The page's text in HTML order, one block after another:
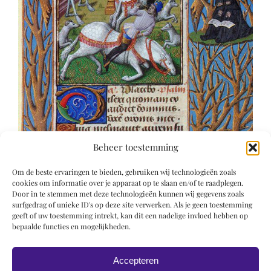
Beheer toestemming
Om de beste ervaringen te bieden, gebruiken wij technologieën zoals
cookies om informatie over je apparaat op te slaan en/of te raadplegen.
Door in te stemmen met deze technologieën kunnen wij gegevens zoals
surfgedrag of unieke ID's op deze site verwerken. Als je geen toestemming
geeft of uw toestemming intrekt, kan dit een nadelige invloed hebben op
bepaalde functies en mogelijkheden.
Accepteren